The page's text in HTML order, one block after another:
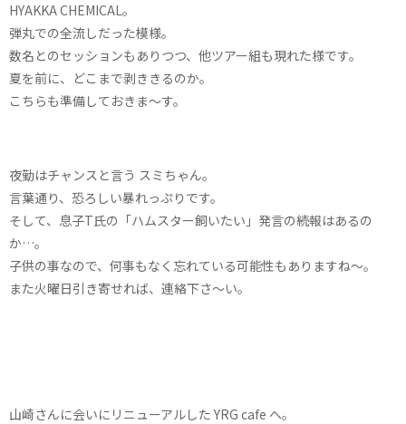
HYAKKA CHEMICAL。
弾丸での全流しだった模様。
数名とのセッションもありつつ、他ツアー組も現れた様です。
夏を前に、どこまで剥ききるのか。
こちらも準備しておきま〜す。
夜勤はチャンスと言う スミちゃん。
言葉通り、恐ろしい暴れっぷりです。
そして、息子T氏の「ハムスター飼いたい」発言の続報はあるの
か…。
子供の事なので、何事もなく忘れている可能性もありますね〜。
また火曜日引き寄せれば、連絡下さ〜い。
山崎さんに会いにリニューアルした YRG cafe へ。